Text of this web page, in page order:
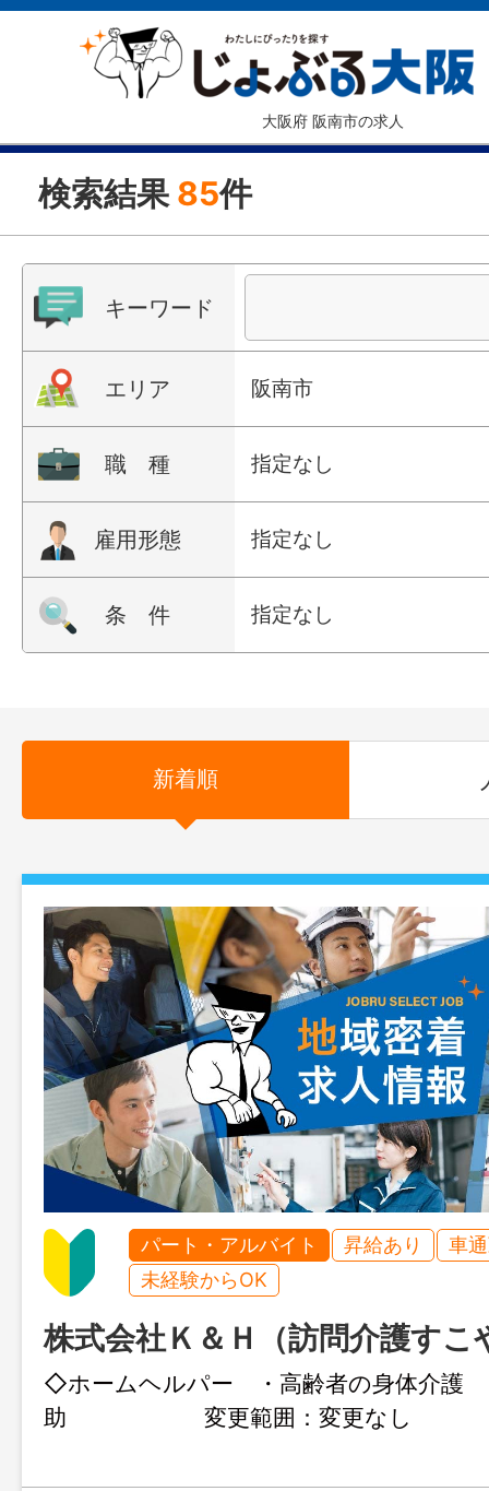
大阪府 阪南市の求人
検索結果 85件
キーワード
エリア 阪南市
職 種 指定なし
雇用形態 指定なし
条 件 指定なし
新着順
パート・アルバイト 昇給あり
車
未経験からOK
株式会社Ｋ＆Ｈ（訪問介護すこ
◇ホームヘルパー ・高齢者の身体介護
助 変更範囲：変更なし